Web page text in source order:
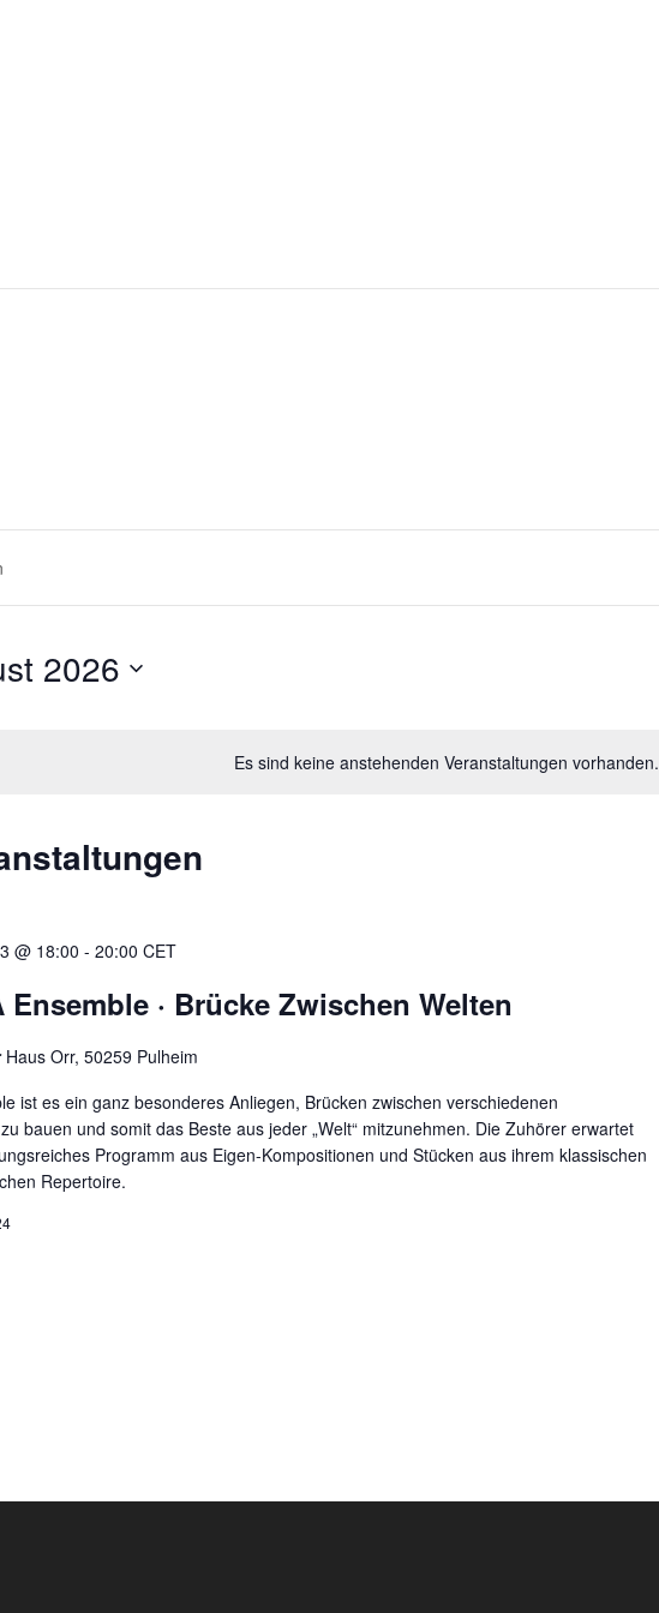
Es sind keine anstehenden Veranstaltungen vorhanden.
2026
@ 18:00 - 20:00 CET
Ensemble · Brücke Zwischen Welten
Haus Orr, 50259 Pulheim
ist es ein ganz besonderes Anliegen, Brücken zwischen verschiedenen
bauen und somit das Beste aus jeder „Welt“ mitzunehmen. Die Zuhörer erwartet
Programm aus Eigen-Kompositionen und Stücken aus ihrem klassischen
Repertoire.